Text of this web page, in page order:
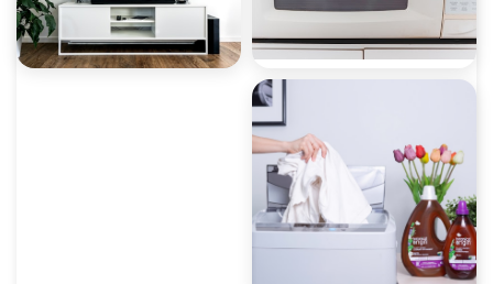
صيانة غسالات أطباق